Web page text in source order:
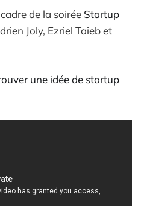
de la soirée Startup
Joly, Ezriel Taieb et
une idée de startup